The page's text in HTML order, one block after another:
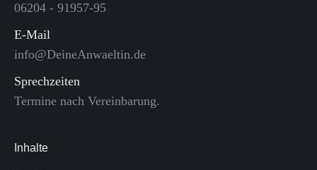
06204 - 91957-95
E-Mail
info@DeineAnwaeltin.de
Sprechzeiten
Termine nach Vereinbarung.
Inhalte